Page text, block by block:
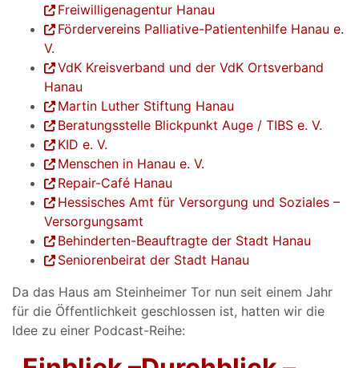
Freiwilligenagentur Hanau
Fördervereins Palliative-Patientenhilfe Hanau e.
V.
VdK Kreisverband und der VdK Ortsverband
Hanau
Martin Luther Stiftung Hanau
Beratungsstelle Blickpunkt Auge / TIBS e. V.
KID e. V.
Menschen in Hanau e. V.
Repair-Café Hanau
Hessisches Amt für Versorgung und Soziales –
Versorgungsamt
Behinderten-Beauftragte der Stadt Hanau
Seniorenbeirat der Stadt Hanau
Da das Haus am Steinheimer Tor nun seit einem Jahr
für die Öffentlichkeit geschlossen ist, hatten wir die
Idee zu einer Podcast-Reihe: